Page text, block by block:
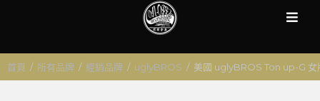
首頁 / 所有品牌 / 經銷品牌 / uglyBROS / 美國 uglyBROS Ton up-G 女